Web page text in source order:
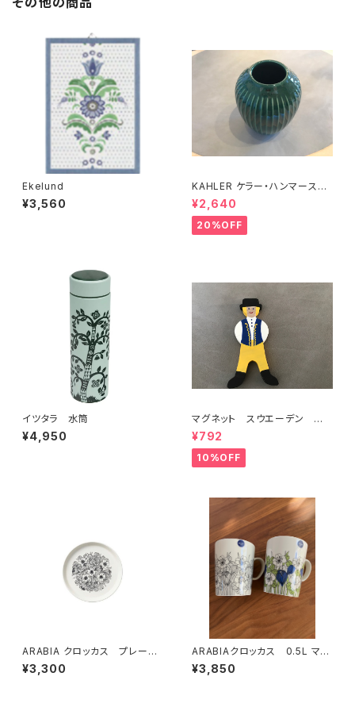
Ekelund
¥3,560
KAHLER ケラー・ハンマースホ
イ
¥2,640
20%OFF
イツタラ 水筒
¥4,950
マグネット スウエーデン 男
の子
¥792
10%OFF
ARABIA クロッカス プレート1
9cm black
¥3,300
ARABIAクロッカス 0.5L マ
グ グリーン
¥3,850